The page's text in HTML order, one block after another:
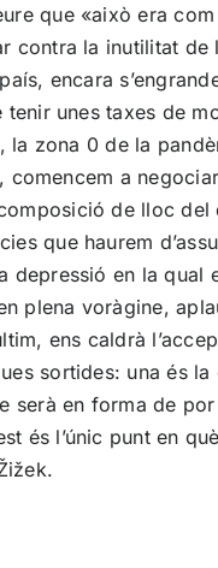
que «això era
contra la inutilitat de
encara
tenir unes taxes de
la zona 0 de la
comencem a
de lloc del
que haurem
depressió en la qual
plena voràgine,
ens caldrà
sortides: una és la
serà en forma de
és l’únic punt en